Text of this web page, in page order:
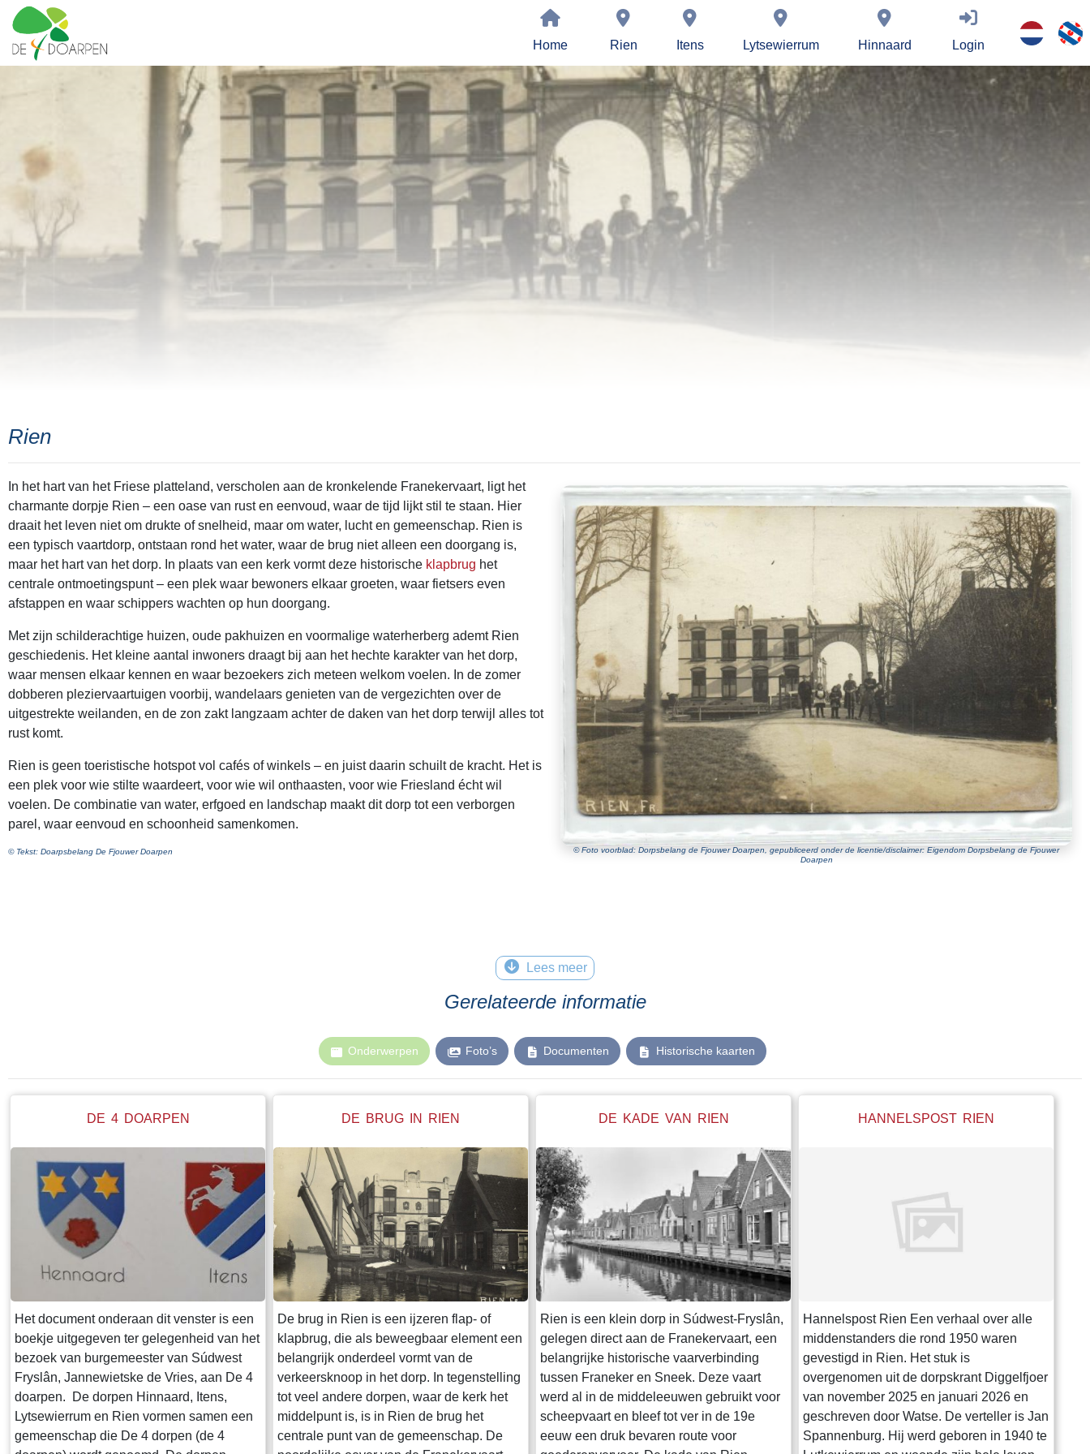
Home Rien Itens Lytsewierrum Hinnaard Login
Rien
© Foto voorblad: Dorpsbelang de Fjouwer Doarpen, gepubliceerd onder de licentie/disclaimer: Eigendom Dorpsbelang de Fjouwer
Doarpen
In het hart van het Friese platteland, verscholen aan de kronkelende Franekervaart, ligt het
charmante dorpje Rien – een oase van rust en eenvoud, waar de tijd lijkt stil te staan. Hier
draait het leven niet om drukte of snelheid, maar om water, lucht en gemeenschap. Rien is
een typisch vaartdorp, ontstaan rond het water, waar de brug niet alleen een doorgang is,
maar het hart van het dorp. In plaats van een kerk vormt deze historische klapbrug het
centrale ontmoetingspunt – een plek waar bewoners elkaar groeten, waar fietsers even
afstappen en waar schippers wachten op hun doorgang.
Met zijn schilderachtige huizen, oude pakhuizen en voormalige waterherberg ademt Rien
geschiedenis. Het kleine aantal inwoners draagt bij aan het hechte karakter van het dorp,
waar mensen elkaar kennen en waar bezoekers zich meteen welkom voelen. In de zomer
dobberen pleziervaartuigen voorbij, wandelaars genieten van de vergezichten over de
uitgestrekte weilanden, en de zon zakt langzaam achter de daken van het dorp terwijl alles tot
rust komt.
Rien is geen toeristische hotspot vol cafés of winkels – en juist daarin schuilt de kracht. Het is
een plek voor wie stilte waardeert, voor wie wil onthaasten, voor wie Friesland écht wil
voelen. De combinatie van water, erfgoed en landschap maakt dit dorp tot een verborgen
parel, waar eenvoud en schoonheid samenkomen.
© Tekst: Doarpsbelang De Fjouwer Doarpen
Lees meer
Gerelateerde informatie
Onderwerpen Foto’s Documenten Historische kaarten
DE 4 DOARPEN
Het document onderaan dit venster is een
boekje uitgegeven ter gelegenheid van het
bezoek van burgemeester van Súdwest
Fryslân, Jannewietske de Vries, aan De 4
doarpen. De dorpen Hinnaard, Itens,
Lytsewierrum en Rien vormen samen een
gemeenschap die De 4 dorpen (de 4
DE BRUG IN RIEN
De brug in Rien is een ijzeren flap- of
klapbrug, die als beweegbaar element een
belangrijk onderdeel vormt van de
verkeersknoop in het dorp. In tegenstelling
tot veel andere dorpen, waar de kerk het
middelpunt is, is in Rien de brug het
centrale punt van de gemeenschap. De
DE KADE VAN RIEN
Rien is een klein dorp in Súdwest-Fryslân,
gelegen direct aan de Franekervaart, een
belangrijke historische vaarverbinding
tussen Franeker en Sneek. Deze vaart
werd al in de middeleeuwen gebruikt voor
scheepvaart en bleef tot ver in de 19e
eeuw een druk bevaren route voor
HANNELSPOST RIEN
Hannelspost Rien Een verhaal over alle
middenstanders die rond 1950 waren
gevestigd in Rien. Het stuk is
overgenomen uit de dorpskrant Diggelfjoer
van november 2025 en januari 2026 en
geschreven door Watse. De verteller is Jan
Spannenburg. Hij werd geboren in 1940 te